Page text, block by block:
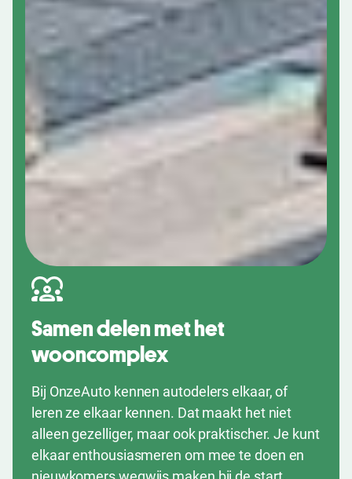
Samen delen met het
wooncomplex
Bij OnzeAuto kennen autodelers elkaar, of
leren ze elkaar kennen. Dat maakt het niet
alleen gezelliger, maar ook praktischer. Je kunt
elkaar enthousiasmeren om mee te doen en